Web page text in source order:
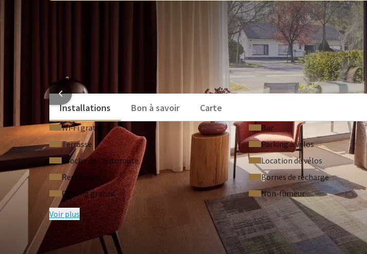
Chambres et suites magnifiques dans un cadre verdoyant
Parfait pour une journée à Anvers
Hôtel de charme dans le « Jardin d'Anvers » près de Brasschaat
HOTEL DENNENHOF
Installations
Bon à savoir Carte
Wi‑Fi gratuit
Bar
Terrasse
Parking à vélos
Proche de l'autoroute
Location de vélos
Restaurant
Bornes de recharge
Parking gratuit
Non-fumeur
Voir plus
CONDITIONS
Nos conditions promotionnelles actuelles s’appliquent à cette offre.Voir nos conditions